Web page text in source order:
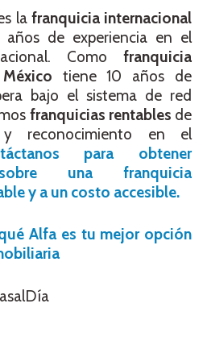
la franquicia internacional
de experiencia en el
Como franquicia
tiene 10 años de
bajo el sistema de red
franquicias rentables de
y reconocimiento en el
para obtener
una franquicia
y a un costo accesible.
Alfa es tu mejor opción